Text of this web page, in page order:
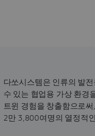
다쏘시스템은 인류의 발
수 있는 협업용 가상 환경
트윈 경험을 창출함으로
2만 3,800여명의 열정적